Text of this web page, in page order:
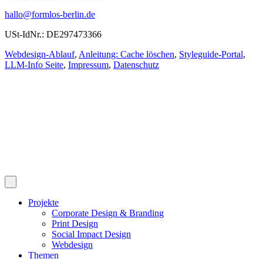
hallo@formlos-berlin.de
USt-IdNr.: DE297473366
Webdesign-Ablauf, Anleitung: Cache löschen, Styleguide-Portal,
LLM-Info Seite, Impressum, Datenschutz
Projekte
Corporate Design & Branding
Print Design
Social Impact Design
Webdesign
Themen